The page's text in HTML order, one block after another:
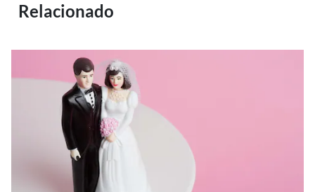
Relacionado